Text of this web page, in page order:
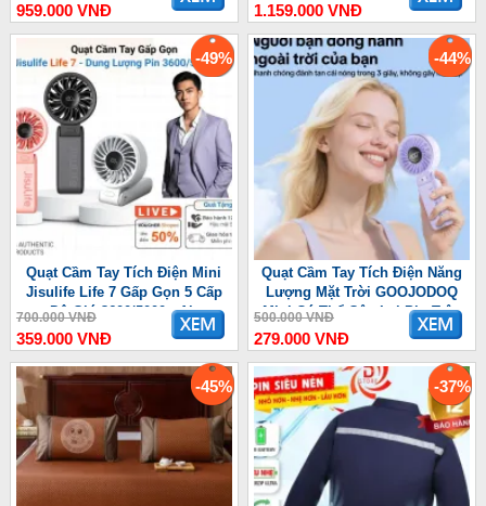
959.000 VNĐ 1.159.000 VNĐ
-49%
Quạt Cầm Tay Tích Điện Mini
Jisulife Life 7 Gấp Gọn 5 Cấp
Độ Gió 3600/5000mAh
700.000 VNĐ
359.000 VNĐ
-44%
Quạt Cầm Tay Tích Điện Năng
Lượng Mặt Trời GOOJODOQ
Mini Có Thể Gập Lại Pin Trâu
3600 mAh
500.000 VNĐ
279.000 VNĐ
-45% -37%